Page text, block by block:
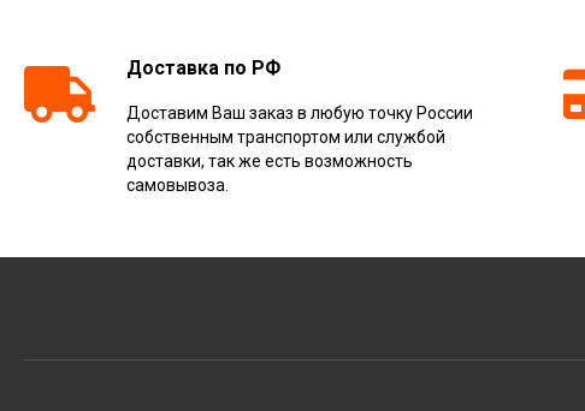
Доставка по РФ
Доставим Ваш заказ в любую точку России
собственным транспортом или службой
доставки, так же есть возможность
самовывоза.